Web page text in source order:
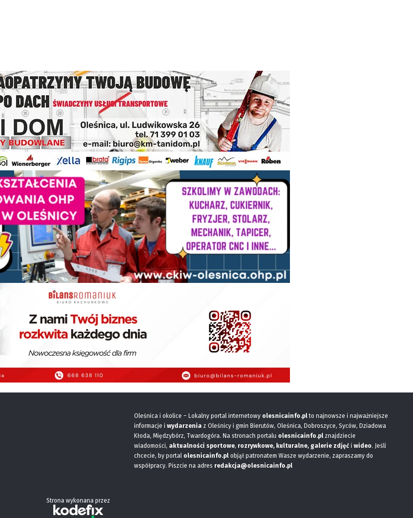
Oleśnica i okolice – Lokalny portal internetowy olesnicainfo.plto najnowsze i najważniejsze
informacje i wydarzenia z Oleśnicy i gmin Bierutów, Oleśnica, Dobroszyce, Syców, Dziadowa
Kłoda, Międzybórz, Twardogóra. Na stronach portalu olesnicainfo.pl znajdziecie
wiadomości, aktualności sportowe, rozrywkowe, kulturalne, galerie zdjęć i wideo. Jeśli
chcecie, by portal olesnicainfo.pl objął patronatem Wasze wydarzenie, zapraszamy do
współpracy. Piszcie na adres redakcja@olesnicainfo.pl
Strona wykonana przez